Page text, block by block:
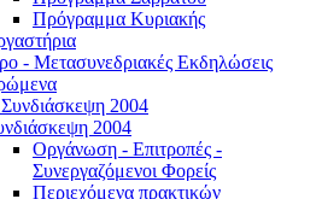
Πρόγραμμα Κυριακής
- Μετασυνεδριακές Εκδηλώσεις
Συνδιάσκεψη 2004
2004
Οργάνωση - Επιτροπές -
Συνεργαζόμενοι Φορείς
Περιεχόμενα πρακτικών